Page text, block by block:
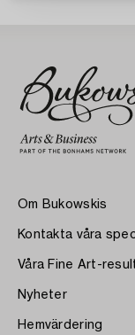
Om Bukowskis
Kontakta våra
Våra Fine Art-
Nyheter
Hemvärdering